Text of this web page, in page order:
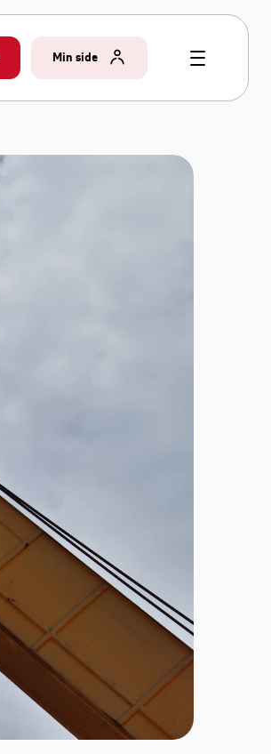
Min side